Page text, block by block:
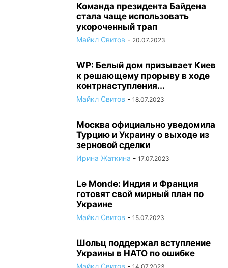
Команда президента Байдена
стала чаще использовать
укороченный трап
Майкл Свитов - 20.07.2023
WP: Белый дом призывает Киев
к решающему прорыву в ходе
контрнаступления...
Майкл Свитов - 18.07.2023
Москва официально уведомила
Турцию и Украину о выходе из
зерновой сделки
Ирина Жаткина - 17.07.2023
Le Monde: Индия и Франция
готовят свой мирный план по
Украине
Майкл Свитов - 15.07.2023
Шольц поддержал вступление
Украины в НАТО по ошибке
Майкл Свитов -